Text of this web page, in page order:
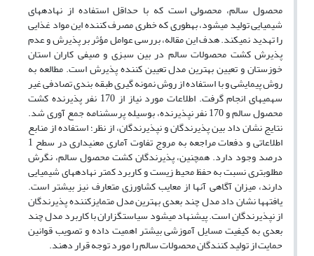
محصول سالم، محصولی است که با حداقل استفاده از نهاده­های
شیمیایی تولید می­شود، به­طوری که خطری مصرف کننده این مواد غذایی
را تهدید نمی­کند. هدف این مقاله، بررسی عوامل مؤثر بر پذیرش و عدم
پذیرش کشت محصولات سالم در بین سبزی و صیفی کاران استان
خوزستان و تعیین بهترین مدل تعیین کننده پذیرش است. مطالعه به
روش پیمایشی و با استفاده از روش نمونه گیری طبقه بندی تصادفی غیر
سهمیه­ای انجام گرفت. اطلاعات مورد نیاز از 170 نفر پذیرنده کشت
محصول سالم و 170 نفر نپذیرنده، بوسیله پرسشنامه جمع آوری شد.
نتایج نشان داد بین پذیرندگان و نپذیرندگان، از نظر؛ استفاده از منابع
اطلاعاتی و دفعات مراجعه به مروج تفاوت آماری معنی­داری در سطح 1
درصد وجود دارد. همچنین، پذیرندگان کشت محصول سالم، نگرش
مطلوب­تری نسبت به حفظ محیط زیست و کاربرد کمتر نهاده­های شیمیایی
دارند، میزان آگاهی آنها از معایب کشاورزی متعارف نیز بیشتر است.
یافته­ها نشان داد مدل چند بعدی بهترین مدل متمایزکننده پذیرندگان
از نپذیرندگان است. پیشنهاد می­شود سیاست­گزاران با کاربرد مدل چند
بعدی به کیفیت مسایل آموزشی بیشتر اهمیت داده و تصویب قوانین
حمایت از تولید کنندگان محصولات سالم را مورد توجه قرار دهند.